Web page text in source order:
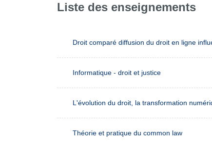
Liste des enseignements
Droit comparé diffusion du droit en ligne
Informatique - droit et justice
L'évolution du droit, la transformation
Théorie et pratique du common law